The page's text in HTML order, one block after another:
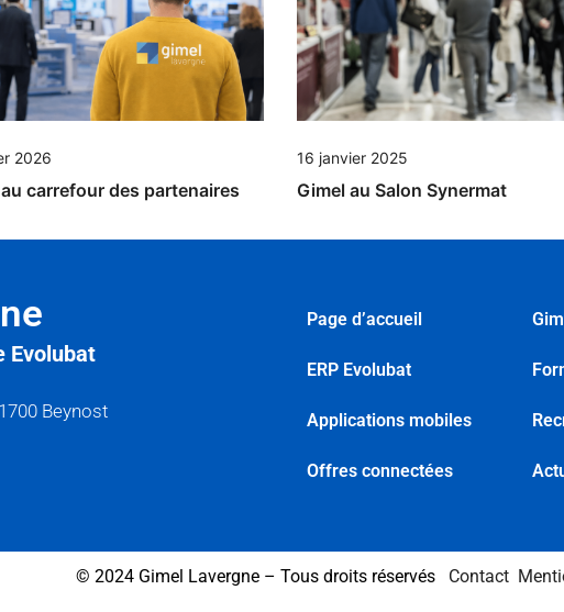
2026
carrefour des partenaires
16 janvier 2025
Gimel au Salon Synermat
Evolubat
Beynost
Page d’accueil
ERP Evolubat
Applications mobiles
Offres connectées
© 2024 Gimel Lavergne – Tous droits réservés Contact